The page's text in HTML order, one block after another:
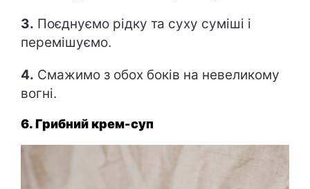
3. Поєднуємо рідку та суху суміші і
перемішуємо.
4. Смажимо з обох боків на невеликому
вогні.
6. Грибний крем-суп